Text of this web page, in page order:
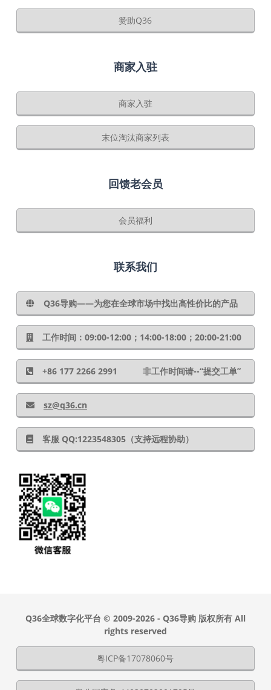
赞助Q36
商家入驻
商家入驻
末位淘汰商家列表
回馈老会员
会员福利
联系我们
Q36导购——为您在全球市场中找出高性价比的产品
工作时间：09:00-12:00；14:00-18:00；20:00-21:00
+86 177 2266 2991 非工作时间请--“提交工单”
sz@q36.cn
客服 QQ:1223548305（支持远程协助）
Q36全球数字化平台 © 2009-2026 - Q36导购 版权所有 All
rights reserved
粤ICP备17078060号